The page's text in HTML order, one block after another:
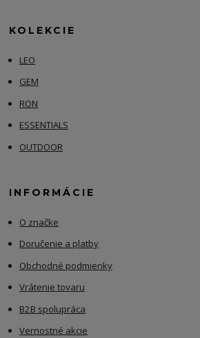
KOLEKCIE
LEO
GEM
RON
ESSENTIALS
OUTDOOR
INFORMÁCIE
O značke
Doručenie a platby
Obchodné podmienky
Vrátenie tovaru
B2B spolupráca
Vernostné akcie